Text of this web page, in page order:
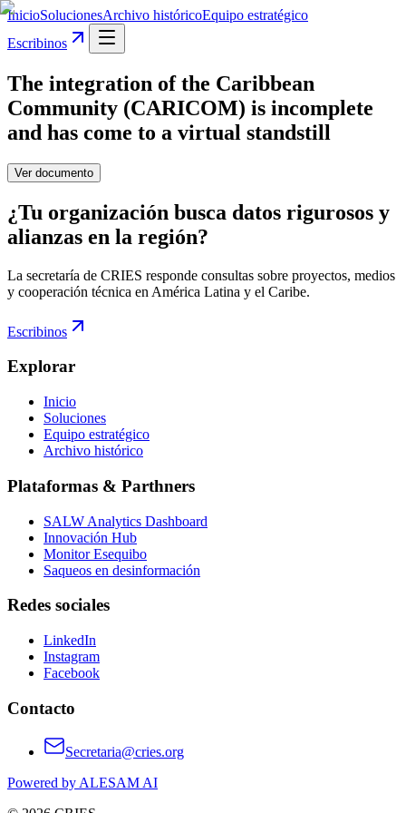
InicioSolucionesArchivo históricoEquipo estratégico
Escribinos
The integration of the Caribbean
Community (CARICOM) is incomplete
and has come to a virtual standstill
Ver documento
¿Tu organización busca datos rigurosos y
alianzas en la región?
La secretaría de CRIES responde consultas sobre proyectos, medios
y cooperación técnica en América Latina y el Caribe.
Escribinos
Explorar
Inicio
Soluciones
Equipo estratégico
Archivo histórico
Plataformas & Parthners
SALW Analytics Dashboard
Innovación Hub
Monitor Esequibo
Saqueos en desinformación
Redes sociales
LinkedIn
Instagram
Facebook
Contacto
Secretaria@cries.org
Powered by ALESAM AI